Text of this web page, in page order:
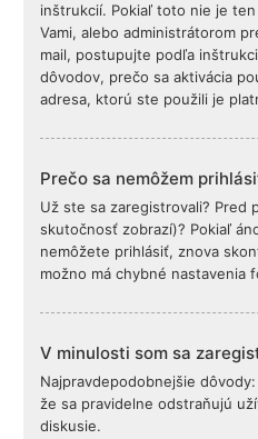
inštrukcií. Pokiaľ toto nie je
Vami, alebo administrátorom
mail, postupujte podľa
dôvodov, prečo sa aktivácia
adresa, ktorú ste použili je
Prečo sa nemôžem
Už ste sa zaregistrovali? Pred
skutočnosť zobrazí)? Pokiaľ
nemôžete prihlásiť, znova
možno má chybné nastavenia
V minulosti som sa
Najpravdepodobnejšie
že sa pravidelne odstraňujú
diskusie.